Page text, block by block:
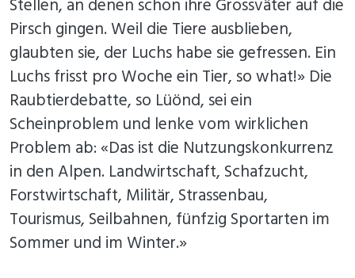
Stellen, an denen schon ihre Grossväter auf die
Pirsch gingen. Weil die Tiere ausblieben,
glaubten sie, der Luchs habe sie gefressen. Ein
Luchs frisst pro Woche ein Tier, so what!» Die
Raubtierdebatte, so Lüönd, sei ein
Scheinproblem und lenke vom wirklichen
Problem ab: «Das ist die Nutzungskonkurrenz
in den Alpen. Landwirtschaft, Schafzucht,
Forstwirtschaft, Militär, Strassenbau,
Tourismus, Seilbahnen, fünfzig Sportarten im
Sommer und im Winter.»